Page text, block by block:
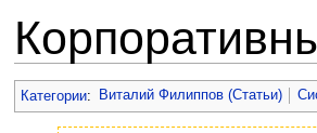
Перейти к:навигация,поиск
Категории: Виталий Филиппов (Статьи)